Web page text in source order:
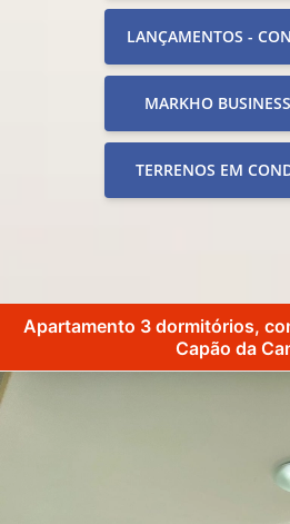
LANÇAMENTOS -
MARKHO
TERRENOS EM
Apartamento 3 dormitórios,
Capão da